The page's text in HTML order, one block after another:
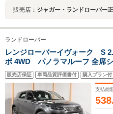
販売店： ジャガー・ランドローバー正規リ
ランドローバー
レンジローバーイヴォーク S
ボ 4WD パノラマルーフ 全席
イトリアビューミラー ステアリ
ブクルーズ ブラインドスポット
LEDヘッドライト パワーシート
販売店保証 車両品質評価書付 購入プラン付
支払総